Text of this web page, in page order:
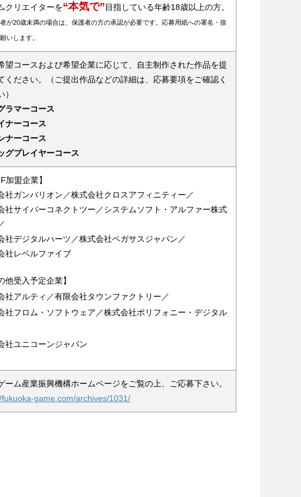
クリエイターを“本気で”目指している年齢18歳以上の方。
が20歳未満の場合は、保護者の方の承認が必要です。応募用紙への署名・捺
いします。
望コースおよび希望企業に応じて、自主制作された作品を提
ください。（ご提出作品などの詳細は、応募要項をご確認く
）
ラマーコース
ナーコース
ナーコース
グプレイヤーコース
加盟企業】
社ガンバリオン／株式会社クロスアフィニティー／
社サイバーコネクトツー／システムソフト・アルファー株式
社デジタルハーツ／株式会社ペガサスジャパン／
社レベルファイブ
他受入予定企業】
社アルティ／有限会社タウンファクトリー／
社フロム・ソフトウェア／株式会社ポリフォニー・デジタル
社ユニコーンジャパン
ーム産業振興機構ホームページをご覧の上、ご応募下さい。
fukuoka-game.com/archives/1031/